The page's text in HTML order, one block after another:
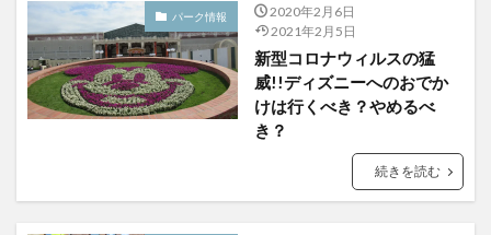
パーク情報
2020年2月6日
2021年2月5日
新型コロナウィルスの猛
威!!ディズニーへのおでか
けは行くべき？やめるべ
き？
続きを読む